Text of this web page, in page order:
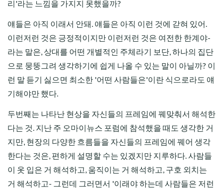
리'라는 느낌을 가지지 못했을까?
얘들은 아직 이래서 안돼. 얘들은 아직 이런 것에 갇혀 있어.
이런저런 것은 긍정적이지만 이런저런 것은 여전한 한계야-
라는 말은, 상대를 어떤 개별적인 주체라기 보단, 하나의 집단
으로 뭉뚱그려 생각하기에 쉽게 나올 수 있는 말이 아닐까? 이
런 말 듣기 싫으면 최소한 '어떤 사람들은'이란 식으로라도 얘
기해야만 했다.
두번째는 나타난 현상을 자신들의 프레임에 꿰맞춰서 해석한
다는 것. 지난 주 오마이뉴스 포럼에 참석했을 때도 생각한 거
지만, 현장의 다양한 흐름들을 자신들의 프레임에 꿰어 생각
한다는 것은, 편하게 설명할 수는 있겠지만 지루하다. 사람들
이 옷 입은 거 해석하고, 움직이는 거 해석하고, 구호 외치는
거 해석하고- 그런데 그러면서 '이래야 하는데 사람들은 저런